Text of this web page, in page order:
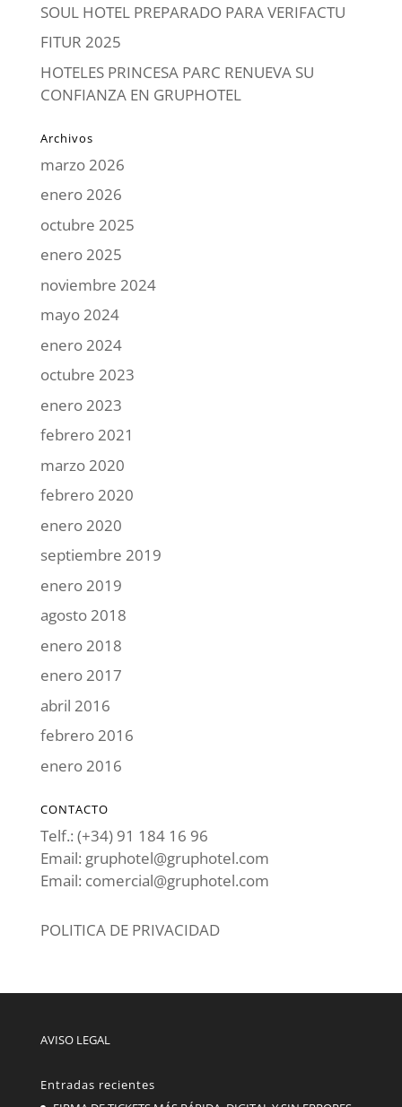
SOUL HOTEL PREPARADO PARA VERIFACTU
FITUR 2025
HOTELES PRINCESA PARC RENUEVA SU
CONFIANZA EN GRUPHOTEL
Archivos
marzo 2026
enero 2026
octubre 2025
enero 2025
noviembre 2024
mayo 2024
enero 2024
octubre 2023
enero 2023
febrero 2021
marzo 2020
febrero 2020
enero 2020
septiembre 2019
enero 2019
agosto 2018
enero 2018
enero 2017
abril 2016
febrero 2016
enero 2016
CONTACTO
Telf.: (+34) 91 184 16 96
Email: gruphotel@gruphotel.com
Email: comercial@gruphotel.com
POLITICA DE PRIVACIDAD
AVISO LEGAL
Entradas recientes